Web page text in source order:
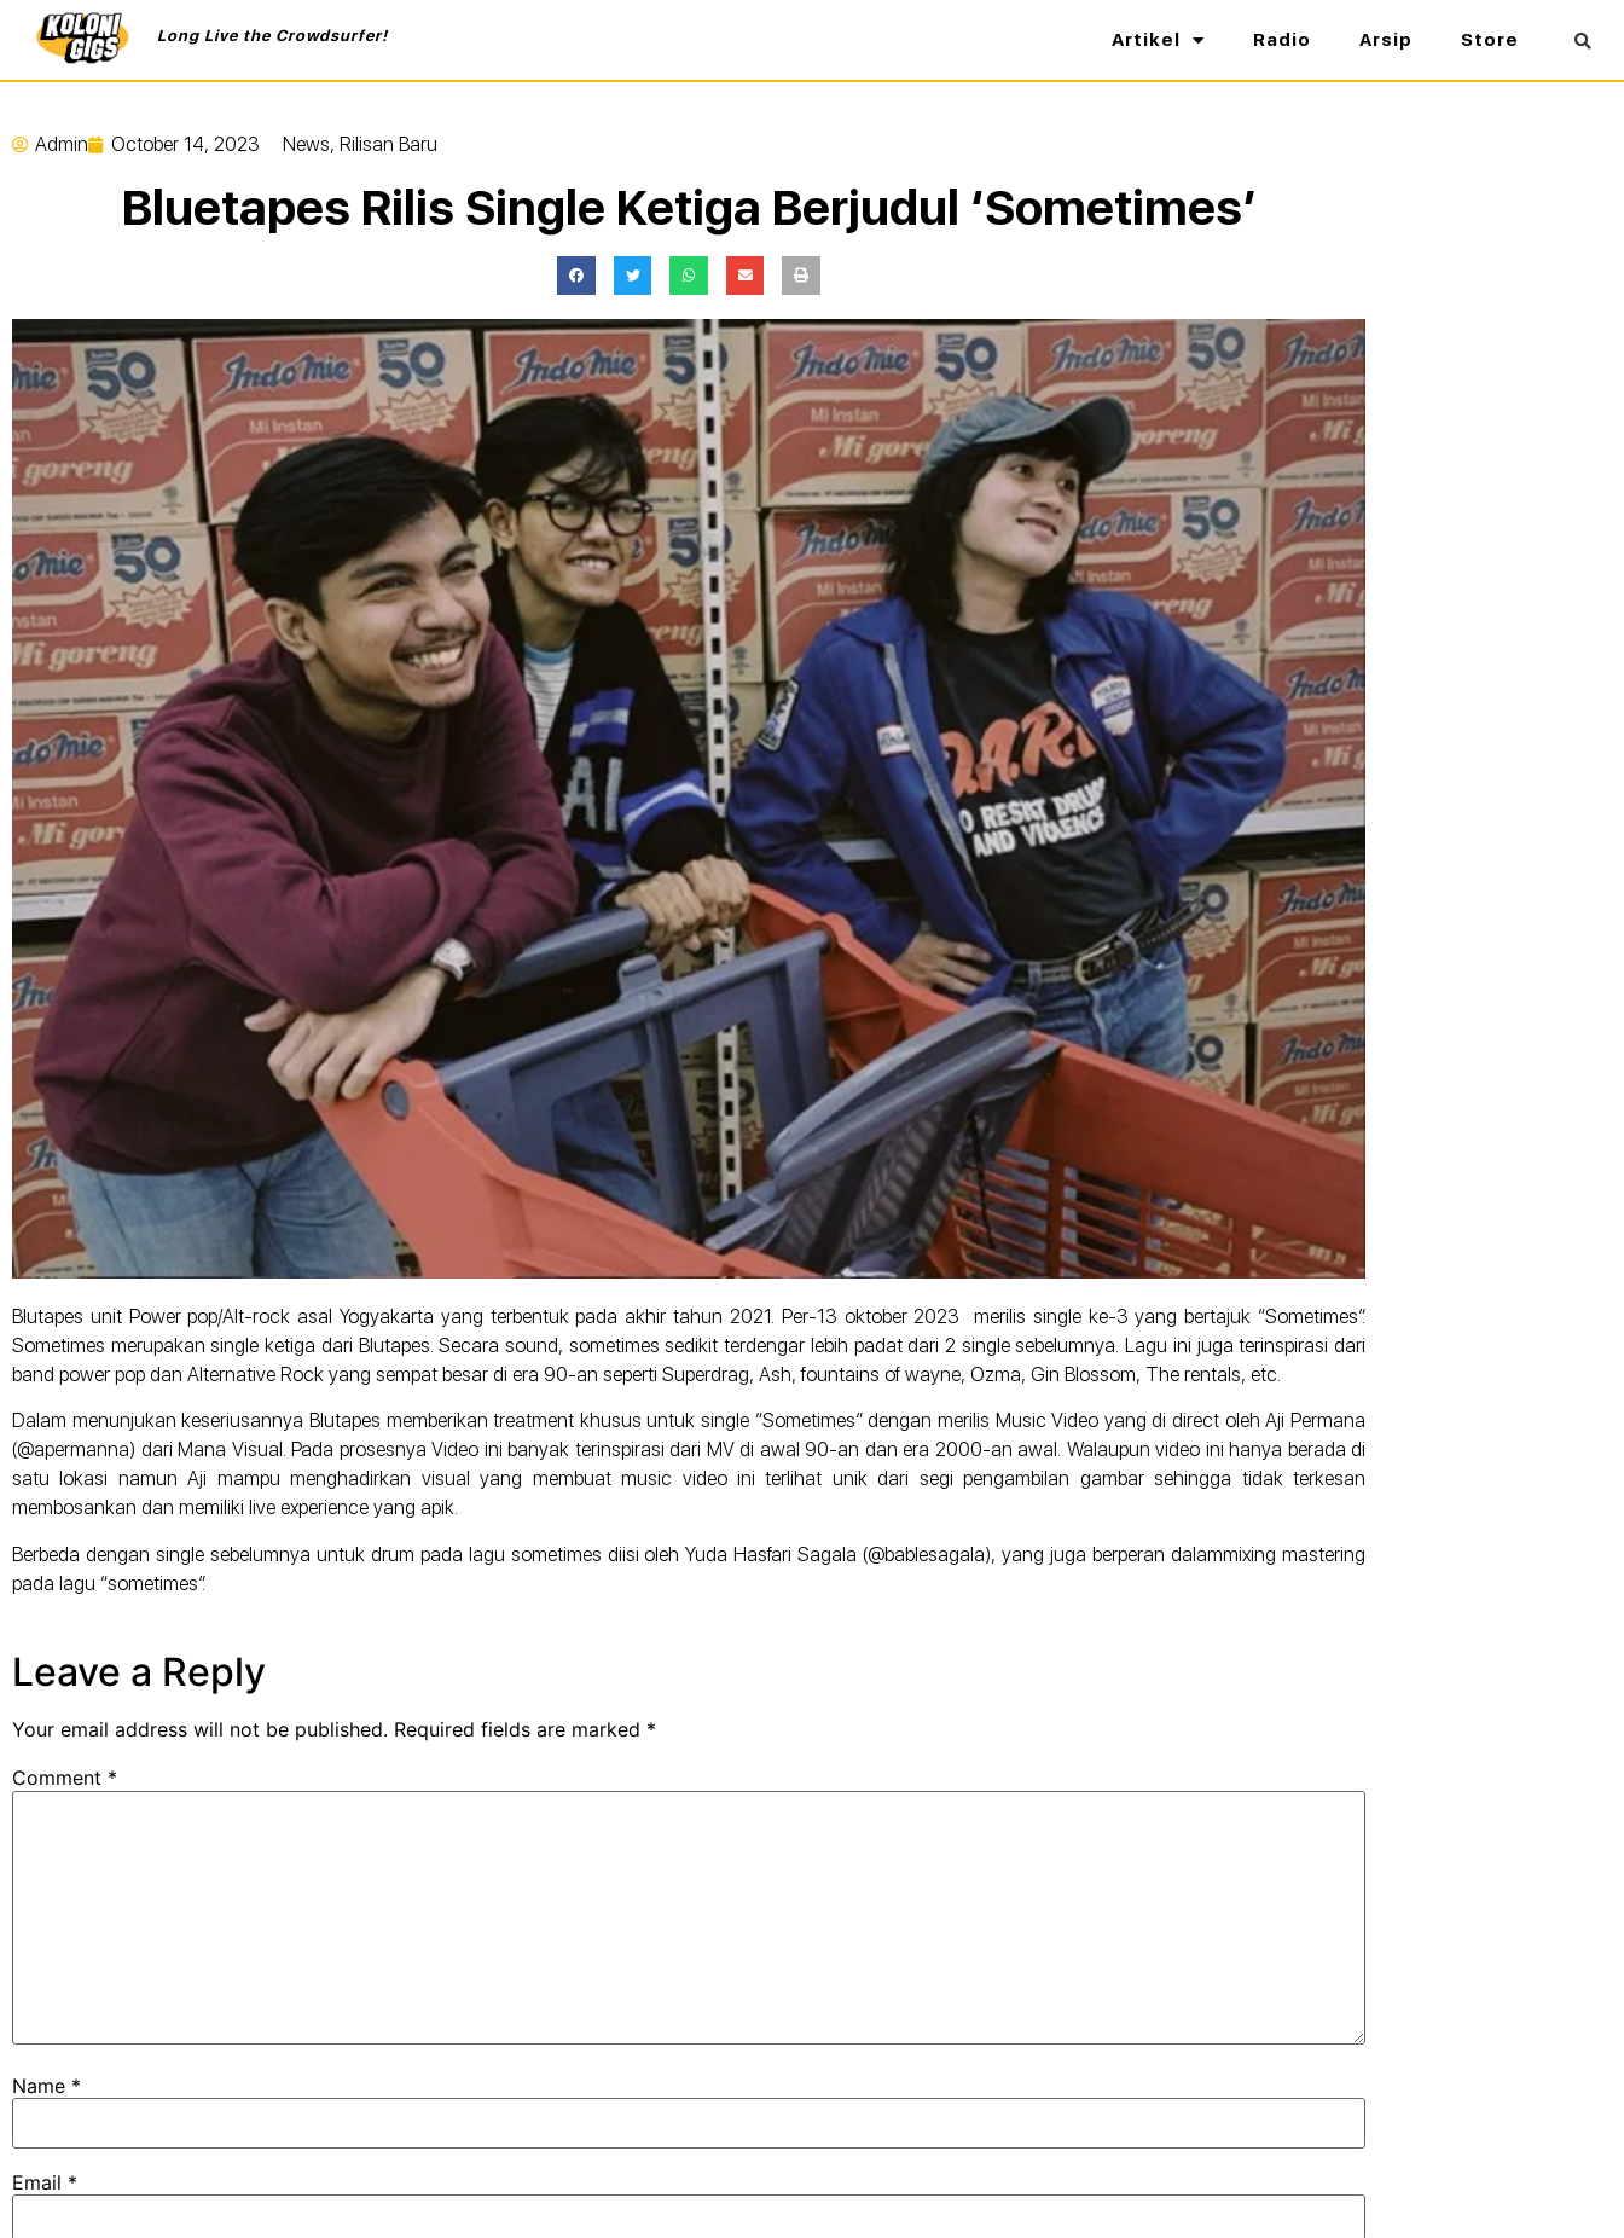
Long Live the Crowdsurfer! Artikel Radio Arsip Store
Admin October 14, 2023 News, Rilisan Baru
Bluetapes Rilis Single Ketiga Berjudul ‘Sometimes’
Blutapes unit Power pop/Alt-rock asal Yogyakarta yang terbentuk pada akhir tahun 2021. Per-13 oktober 2023 merilis single ke-3 yang bertajuk “Sometimes”.
Sometimes merupakan single ketiga dari Blutapes. Secara sound, sometimes sedikit terdengar lebih padat dari 2 single sebelumnya. Lagu ini juga terinspirasi dari
band power pop dan Alternative Rock yang sempat besar di era 90-an seperti Superdrag, Ash, fountains of wayne, Ozma, Gin Blossom, The rentals, etc.
Dalam menunjukan keseriusannya Blutapes memberikan treatment khusus untuk single “Sometimes” dengan merilis Music Video yang di direct oleh Aji Permana
(@apermanna) dari Mana Visual. Pada prosesnya Video ini banyak terinspirasi dari MV di awal 90-an dan era 2000-an awal. Walaupun video ini hanya berada di
satu lokasi namun Aji mampu menghadirkan visual yang membuat music video ini terlihat unik dari segi pengambilan gambar sehingga tidak terkesan
membosankan dan memiliki live experience yang apik.
Berbeda dengan single sebelumnya untuk drum pada lagu sometimes diisi oleh Yuda Hasfari Sagala (@bablesagala), yang juga berperan dalammixing mastering
pada lagu “sometimes”.
Leave a Reply
Your email address will not be published. Required fields are marked *
Comment *
Name *
Email *